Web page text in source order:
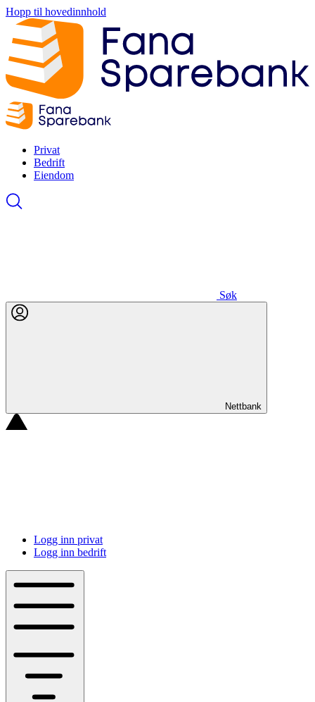
Hopp til hovedinnhold
Privat
Bedrift
Eiendom
Søk
Nettbank
Logg inn privat
Logg inn bedrift